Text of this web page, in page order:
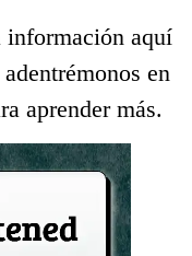
información aquí
en
aprender más.